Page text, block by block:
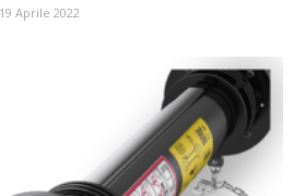
19 Aprile 2022